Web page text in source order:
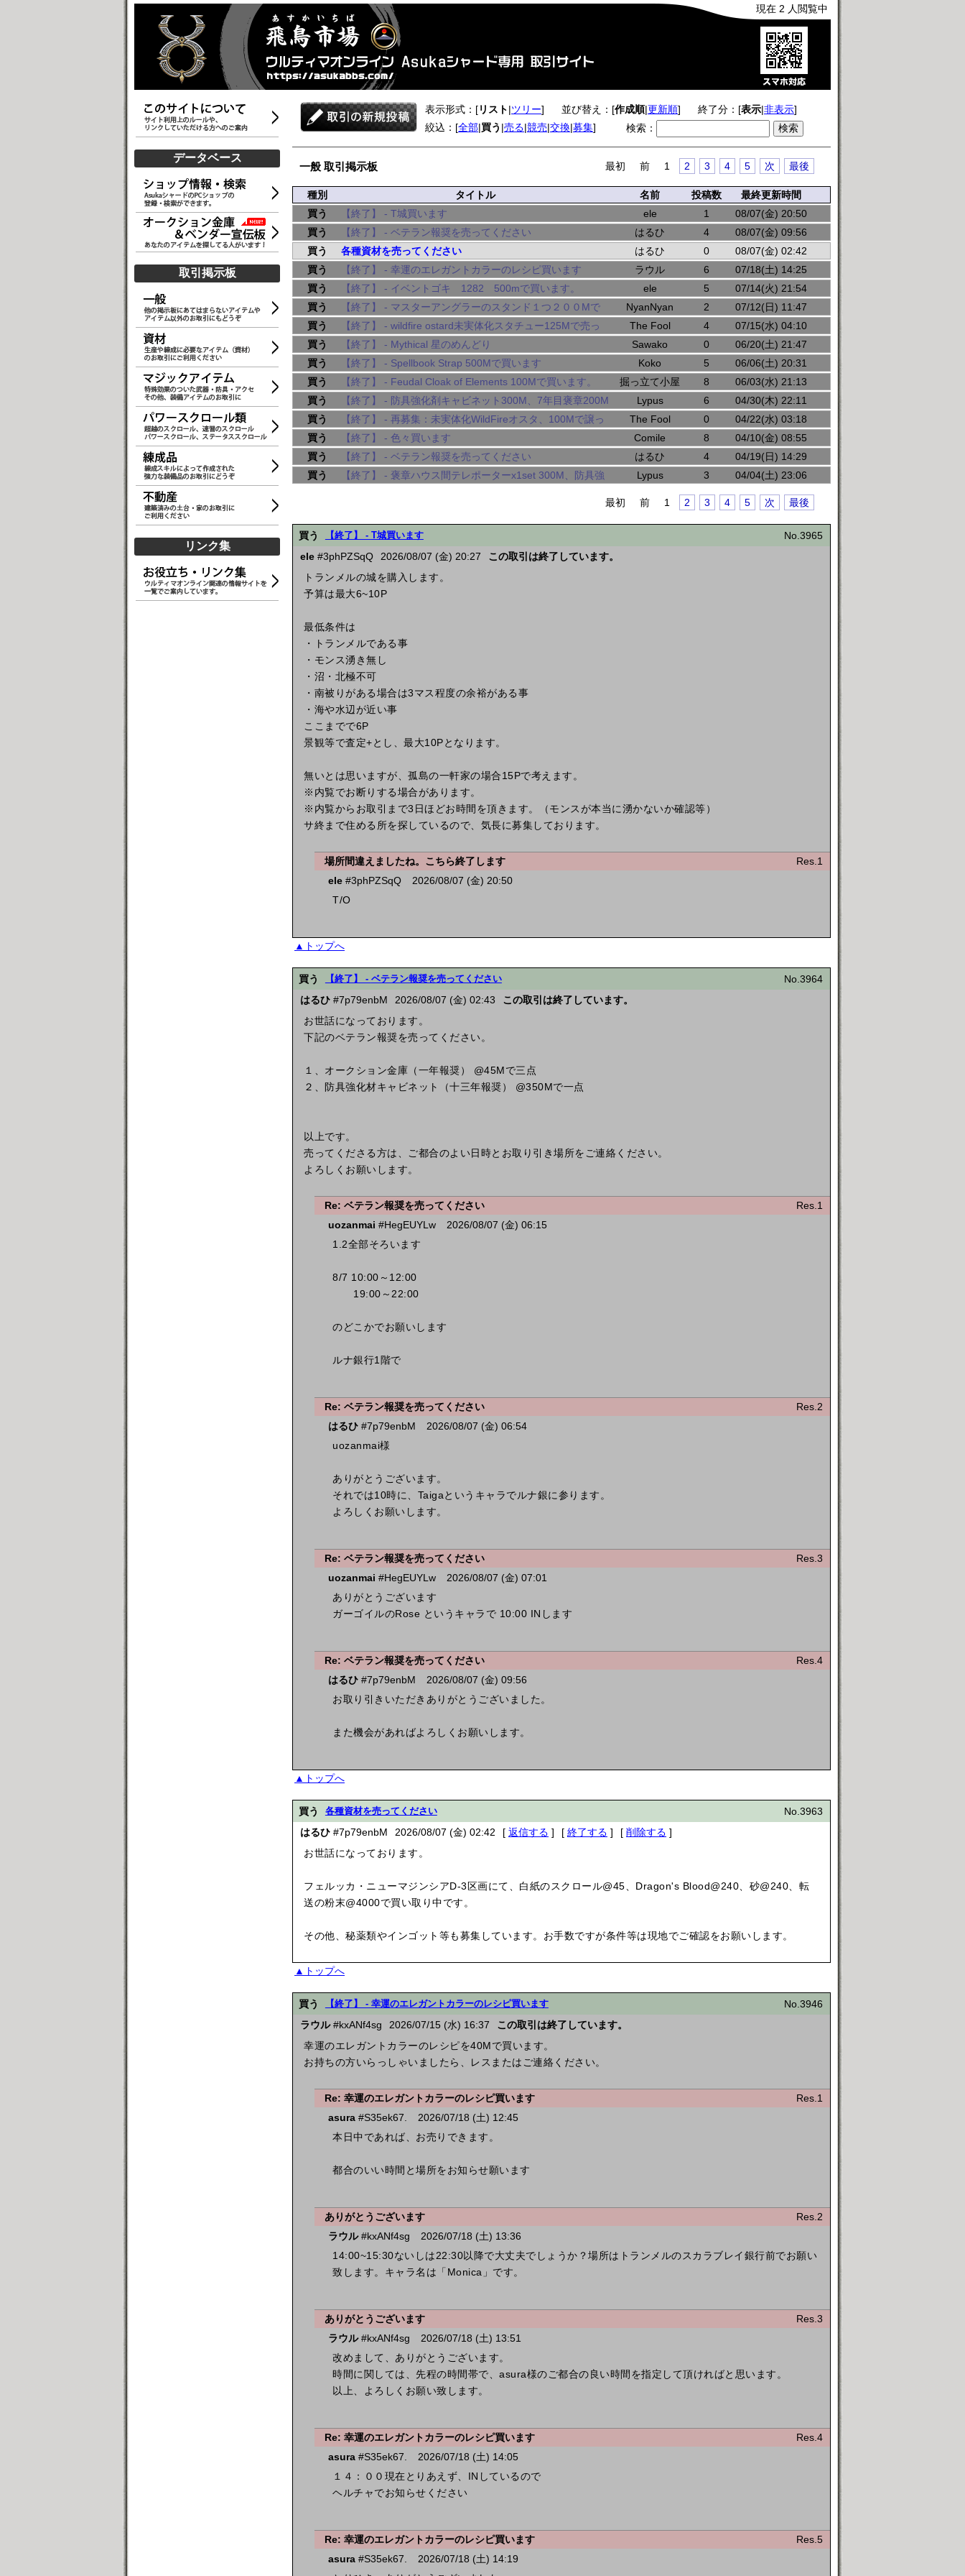
現在 2 人閲覧中
データベース
取引掲示板
リンク集
表示形式：[リスト|ツリー] 並び替え：[作成順|更新順] 終了分：[表示|非表示]
絞込：[全部|買う |売る|競売|交換|募集] 検索：
一般 取引掲示板 最初 前 1 2 3 4 5 次 最後
種別 タイトル 名前 投稿数
最終更新時間
買う
【終了】 -T城買います ele 1
08/07(金) 20:50
買う
【終了】 -ベテラン報奨を売ってください はるひ 4
08/07(金) 09:56
買う
各種資材を売ってください はるひ 0
08/07(金) 02:42
買う
【終了】 -幸運のエレガントカラーのレシピ買います ラウル 6
07/18(土) 14:25
買う
【終了】 - イベントゴキ 1282 500mで買います。 ele 5
07/14(火) 21:54
買う
【終了】 - マスターアングラーのスタンド１つ２００Mで
売ってください
NyanNyan 2
07/12(日) 11:47
買う
【終了】 -wildfire ostard未実体化スタチュー125Mで売っ
てください。
The Fool 4
07/15(水) 04:10
買う
【終了】 - Mythical 星のめんどり Sawako 0
06/20(土) 21:47
買う
【終了】 - Spellbook Strap 500Mで買います Koko 5
06/06(土) 20:31
買う
【終了】 - Feudal Cloak of Elements 100Mで買います。 掘っ立て小屋 8
06/03(水) 21:13
買う
【終了】 - 防具強化剤キャビネット300M、7年目褒章200M Lypus 6
04/30(木) 22:11
買う
【終了】 -再募集：未実体化WildFireオスタ、100Mで譲っ
てください。
The Fool 0
04/22(水) 03:18
買う
【終了】 -色々買います Comile 8
04/10(金) 08:55
買う
【終了】 -ベテラン報奨を売ってください はるひ 4
04/19(日) 14:29
買う
【終了】 -褒章ハウス間テレポーターx1set 300M、防具強
Lypus 3 04/04(土) 23:06
最初 前 1 2 3 4 5 次 最後
買う 【終了】 - T城買います
No.3965
ele #3phPZSqQ 2026/08/07 (金) 20:27
この取引は終了しています。
トランメルの城を購入します。
予算は最大6~10P
最低条件は
・トランメルである事
・モンス湧き無し
・沼・北極不可
・南被りがある場合は3マス程度の余裕がある事
・海や水辺が近い事
ここまでで6P
景観等で査定+とし、最大10Pとなります。
無いとは思いますが、孤島の一軒家の場合15Pで考えます。
※内覧でお断りする場合があります。
※内覧からお取引まで3日ほどお時間を頂きます。（モンスが本当に湧かないか確認等）
サ終まで住める所を探しているので、気長に募集しております。
場所間違えましたね。こちら終了します
Res.1
ele #3phPZSqQ
2026/08/07 (金) 20:50
T/O
▲トップへ
買う 【終了】 - ベテラン報奨を売ってください
No.3964
はるひ #7p79enbM 2026/08/07 (金) 02:43
この取引は終了しています。
お世話になっております。
下記のベテラン報奨を売ってください。
１、オークション金庫（一年報奨） @45Mで三点
２、防具強化材キャビネット（十三年報奨） @350Mで一点
以上です。
売ってくださる方は、ご都合のよい日時とお取り引き場所をご連絡ください。
よろしくお願いします。
Re: ベテラン報奨を売ってください
Res.1
uozanmai #HegEUYLw
2026/08/07 (金) 06:15
1.2全部そろいます
8/7 10:00～12:00
19:00～22:00
のどこかでお願いします
ルナ銀行1階で
Re: ベテラン報奨を売ってください
Res.2
はるひ #7p79enbM
2026/08/07 (金) 06:54
uozanmai様
ありがとうございます。
それでは10時に、Taigaというキャラでルナ銀に参ります。
よろしくお願いします。
Re: ベテラン報奨を売ってください
Res.3
uozanmai #HegEUYLw
2026/08/07 (金) 07:01
ありがとうございます
ガーゴイルのRose というキャラで 10:00 INします
Re: ベテラン報奨を売ってください
Res.4
はるひ #7p79enbM
2026/08/07 (金) 09:56
お取り引きいただきありがとうございました。
また機会があればよろしくお願いします。
▲トップへ
買う 各種資材を売ってください
No.3963
はるひ #7p79enbM 2026/08/07 (金) 02:42 [ 返信する ] [ 終了する ] [ 削除する ]
お世話になっております。
フェルッカ・ニューマジンシアD-3区画にて、白紙のスクロール@45、Dragon's Blood@240、砂@240、転
送の粉末@4000で買い取り中です。
その他、秘薬類やインゴット等も募集しています。お手数ですが条件等は現地でご確認をお願いします。
▲トップへ
買う 【終了】 - 幸運のエレガントカラーのレシピ買います
No.3946
ラウル#kxANf4sg 2026/07/15 (水) 16:37
この取引は終了しています。
幸運のエレガントカラーのレシピを40Mで買います。
お持ちの方いらっしゃいましたら、レスまたはご連絡ください。
Re: 幸運のエレガントカラーのレシピ買います
Res.1
asura #S35ek67.
2026/07/18 (土) 12:45
本日中であれば、お売りできます。
都合のいい時間と場所をお知らせ願います
ありがとうございます
Res.2
ラウル#kxANf4sg
2026/07/18 (土) 13:36
14:00~15:30ないしは22:30以降で大丈夫でしょうか？場所はトランメルのスカラブレイ銀行前でお願い
致します。キャラ名は「Monica」です。
ありがとうございます
Res.3
ラウル#kxANf4sg
2026/07/18 (土) 13:51
改めまして、ありがとうございます。
時間に関しては、先程の時間帯で、asura様のご都合の良い時間を指定して頂ければと思います。
以上、よろしくお願い致します。
Re: 幸運のエレガントカラーのレシピ買います
Res.4
asura #S35ek67.
2026/07/18 (土) 14:05
１４：００現在とりあえず、INしているので
ヘルチャでお知らせください
Re: 幸運のエレガントカラーのレシピ買います
Res.5
asura #S35ek67.
2026/07/18 (土) 14:19